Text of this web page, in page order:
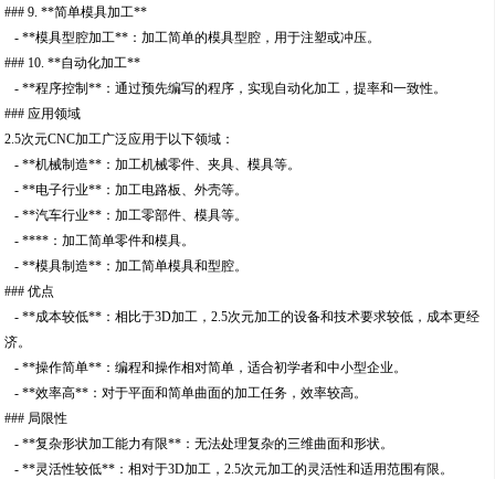
### 9. **简单模具加工**
- **模具型腔加工**：加工简单的模具型腔，用于注塑或冲压。
### 10. **自动化加工**
- **程序控制**：通过预先编写的程序，实现自动化加工，提率和一致性。
### 应用领域
2.5次元CNC加工广泛应用于以下领域：
- **机械制造**：加工机械零件、夹具、模具等。
- **电子行业**：加工电路板、外壳等。
- **汽车行业**：加工零部件、模具等。
- ****：加工简单零件和模具。
- **模具制造**：加工简单模具和型腔。
### 优点
- **成本较低**：相比于3D加工，2.5次元加工的设备和技术要求较低，成本更经
济。
- **操作简单**：编程和操作相对简单，适合初学者和中小型企业。
- **效率高**：对于平面和简单曲面的加工任务，效率较高。
### 局限性
- **复杂形状加工能力有限**：无法处理复杂的三维曲面和形状。
- **灵活性较低**：相对于3D加工，2.5次元加工的灵活性和适用范围有限。